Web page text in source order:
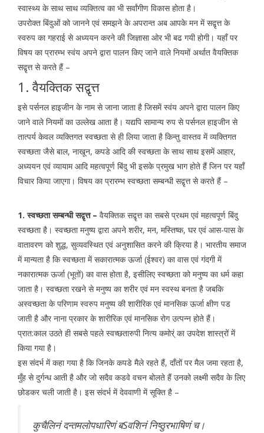
स्वास्थ्य के साथ साथ व्यक्तित्व का भी सर्वांगीण विकास होता है।
उपरोक्त बिंदुओं को जानने एवं समझने के अपरान्त अब आपके मन में सद्वृत्त के
स्वरुप का गहराई से अध्ययन करने की जिज्ञासा ओर भी बढ गयी होगी। यहाँ पर
विषय का प्रारम्भ स्वंय अपने द्वारा पालन किए जाने वाले नियमों अर्थात वैयक्तिक
सद्वृत्त से करते हैं –
1. वैयक्तिक सद्वृत्त
इसे पर्सनल हाइजीन के नाम से जाना जाता है जिसमें स्वंय अपने द्वारा पालन किए
जाने वाले नियमों का उल्लेख आता है। यद्यपि सामान्य रुप से पर्सनल हाइजीन से
तात्पर्य केवल व्यक्तिगत स्वच्छता से ही लिया जाता है किन्तु वास्तव में व्यक्तिगत
स्वच्छता जैसे बाल, नाखून, कपडे आदि की स्वच्छता के साथ साथ इसमें आहार,
अध्ययन एवं व्यायाम आदि महत्वपूर्ण बिंदु भी इसके प्रमुख भाग होते हैं जिन पर यहाँ
विचार किया जाएगा। विषय का प्रारम्भ स्वच्छता सम्बन्धी सद्वृत्त से करते हैं –
1. स्वच्छता सम्बन्धी सद्वृत्त – वैयक्तिक सद्वृत्त का सबसे प्रथम एवं महत्वपूर्ण बिंदु
स्वच्छता है। स्वच्छता मनुष्य द्वारा अपने शरीर, मन, मस्तिष्क, घर एवं आस-पास के
वातावरण को शुद्ध, सुव्यवस्थित एवं अनुशासित करने की क्रिया है। भारतीय समाज
में मान्यता है कि स्वच्छता में सकारात्मक ऊर्जा (ईश्वर) का वास एवं गंदगी में
नकारात्मक ऊर्जा (भूतों) का वास होता है, इसीलिए स्वच्छता को मनुष्य का धर्म कहा
जाता है। स्वच्छता रखने से मनुष्य का शरीर एवं मन स्वस्थ बनता है जबकि
अस्वच्छता के परिणाम स्वरुप मनुष्य की शारीरिक एवं मानसिक ऊर्जा क्षीण पड
जाती है और नाना प्रकार के शारीरिक एवं मानसिक रोग उत्पन्न होते हैं।
प्रात:काल उठते ही सबसे पहले स्वच्छतारुपी नित्य कमोर्ं का उपदेश शास्त्रों में
किया गया है।
इस संदर्भ में कहा गया है कि जिनके कपडे मैले रहते हैं, दाँतों पर मैल जमा रहता है,
मुँह से दुर्गन्ध आती है और जो सदैव कडवे वचन बोलते हैं उनको लक्ष्मी सदैव के लिए
छोडकर चली जाती है। इस संदर्भ में देववाणी में सूक्ति है –
कुचैलिनं दन्तमलोपधारिणं बSवशिनं निष्ठुरभाषिणं च।